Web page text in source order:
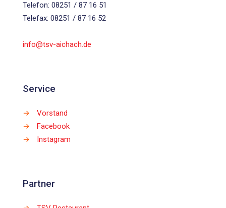
Telefon: 08251 / 87 16 51
Telefax: 08251 / 87 16 52
info@tsv-aichach.de
Service
→
Vorstand
→
Facebook
→
Instagram
Partner